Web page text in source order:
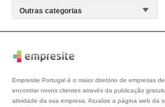
Empresite Portugal é o maior diretório de empresas
encontrar novos clientes através da publicação
atividade da sua empresa. Atualize a página web da